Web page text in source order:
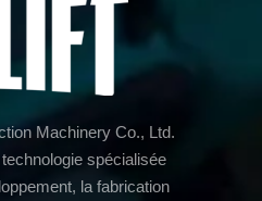
Machinery Co., Ltd.
spécialisée
la fabrication